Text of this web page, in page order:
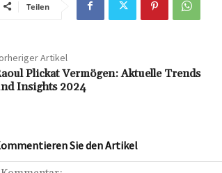
Teilen
Artikel
Plickat Vermögen: Aktuelle Trends
Insights 2024
Sie den Artikel